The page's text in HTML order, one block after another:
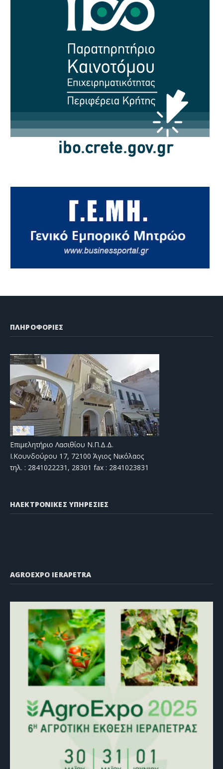
ΠΛΗΡΟΦΟΡΙΕΣ
Επιμελητήριο Λασιθίου Ν.Π.Δ.Δ.
Ι.Κουνδούρου 17, 72100 Άγιος Νικόλαος
τηλ. : 2841022231, 28301 fax : 2841023831
ΗΛΕΚΤΡΟΝΙΚΕΣ ΥΠΗΡΕΣΙΕΣ
AGROEXPO IERAPETRA